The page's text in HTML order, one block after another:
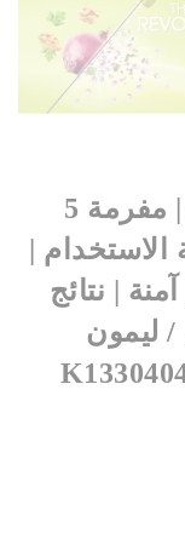
TEFAL مفرمة طعام يدوية | مفرمة 5
الاستخدام |
| نتائج
/ ليمون